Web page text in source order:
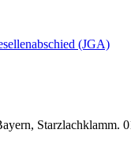
(JGA)
Starzlachklamm.